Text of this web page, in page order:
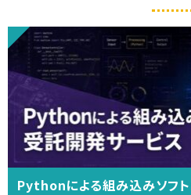
Pythonによる組み込みソフ